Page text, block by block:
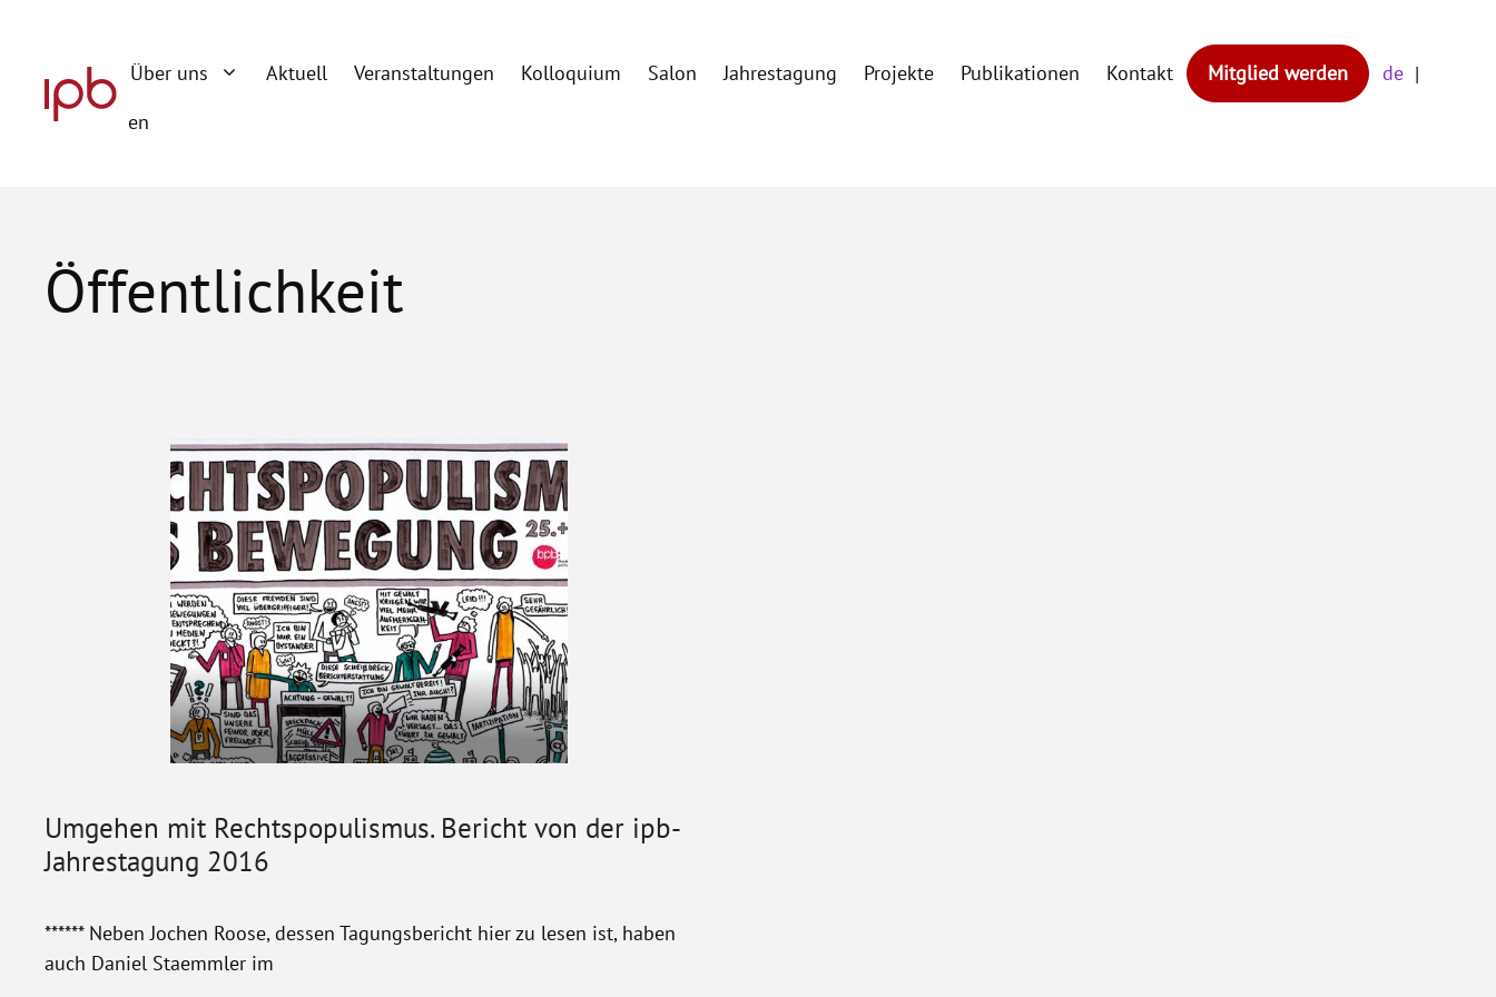
springen
Über uns Aktuell Veranstaltungen Kolloquium Salon Jahrestagung Projekte Publikationen Kontakt Mitglied werden
de
en
Öffentlichkeit
Umgehen mit Rechtspopulismus. Bericht von der ipb-
Jahrestagung 2016
****** Neben Jochen Roose, dessen Tagungsbericht hier zu lesen ist, haben
auch Daniel Staemmler im